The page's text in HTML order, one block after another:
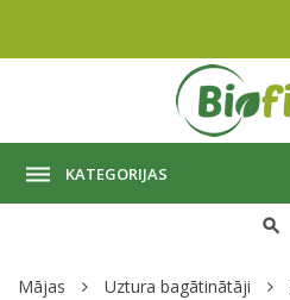
KATEGORIJAS
Mājas Uztura bagātinātāji